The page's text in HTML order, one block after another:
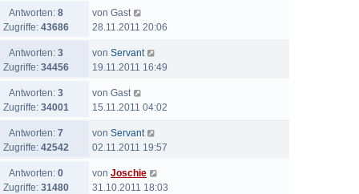
Antworten: 8
Zugriffe: 43686
von Gast
28.11.2011 20:06
Antworten: 3
Zugriffe: 34456
von Servant
19.11.2011 16:49
Antworten: 3
Zugriffe: 34001
von Gast
15.11.2011 04:02
Antworten: 7
Zugriffe: 42542
von Servant
02.11.2011 19:57
Antworten: 0
Zugriffe: 31480
von Joschie
31.10.2011 18:03